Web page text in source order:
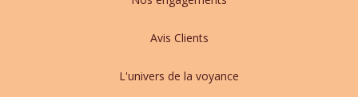
Avis Clients
L'univers de la voyance